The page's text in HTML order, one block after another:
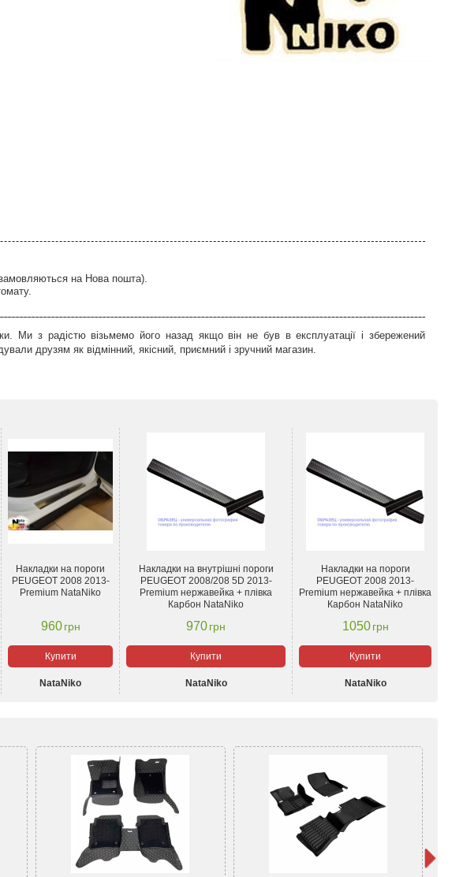
на Нова пошта).
Ми з радістю візьмемо його назад якщо він не був в експлуатації і збережений
друзям як відмінний, якісний, приємний і зручний магазин.
Накладки на пороги
PEUGEOT 2008 2013-
Premium NataNiko
Накладки на внутрішні пороги
PEUGEOT 2008/208 5D 2013-
Premium нержавейка + плівка
Карбон NataNiko
Накладки на пороги
PEUGEOT 2008 2013-
Premium нержавейка + плівка
Карбон NataNiko
960 грн 970грн 1050 грн
Купити Купити Купити
NataNiko NataNiko NataNiko